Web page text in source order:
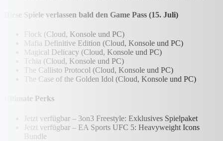
Diese Spiele verlassen bald den Game Pass (15. Juli)
Flock (Cloud, Konsole und PC)
Mafia Definitive Edition (Cloud, Konsole und PC)
Magical Delicacy (Cloud, Konsole und PC)
Tchia (Cloud, Konsole und PC)
The Callisto Protocol (Cloud, Konsole und PC)
The Case of the Golden Idol (Cloud, Konsole und PC)
Ultimate Perks
Jetzt verfügbar – 3on3 Freestyle: Exklusives Spielpaket
Jetzt verfügbar – EA Sports UFC 5: Heavyweight Icons
Bundle